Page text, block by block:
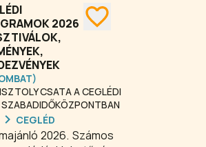
rendeznek
amelynek célja egy
felállítása, illetve a
szórakoztatása.
15. 14:00 – 14:15
2026
CSATA A CEGLÉDI
CEGLÉD
2026. Számos